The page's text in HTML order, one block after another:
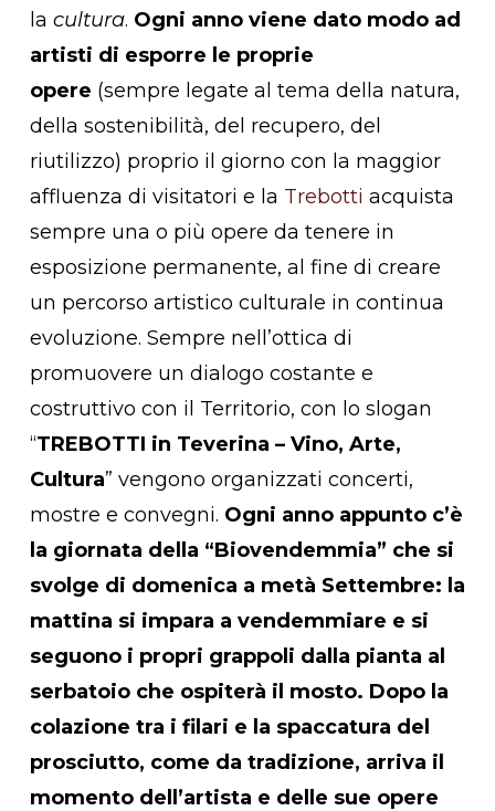
la cultura. Ogni anno viene dato modo ad
artisti di esporre le proprie
opere (sempre legate al tema della natura,
della sostenibilità, del recupero, del
riutilizzo) proprio il giorno con la maggior
affluenza di visitatori e la Trebotti acquista
sempre una o più opere da tenere in
esposizione permanente, al fine di creare
un percorso artistico culturale in continua
evoluzione. Sempre nell’ottica di
promuovere un dialogo costante e
costruttivo con il Territorio, con lo slogan
“TREBOTTI in Teverina – Vino, Arte,
Cultura” vengono organizzati concerti,
mostre e convegni. Ogni anno appunto c’è
la giornata della “Biovendemmia” che si
svolge di domenica a metà Settembre: la
mattina si impara a vendemmiare e si
seguono i propri grappoli dalla pianta al
serbatoio che ospiterà il mosto. Dopo la
colazione tra i filari e la spaccatura del
prosciutto, come da tradizione, arriva il
momento dell’artista e delle sue opere